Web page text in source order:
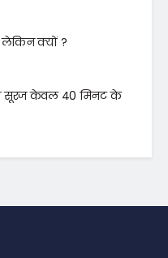
लेकिन क्यों ?
सूरज केवल 40 मिनट के